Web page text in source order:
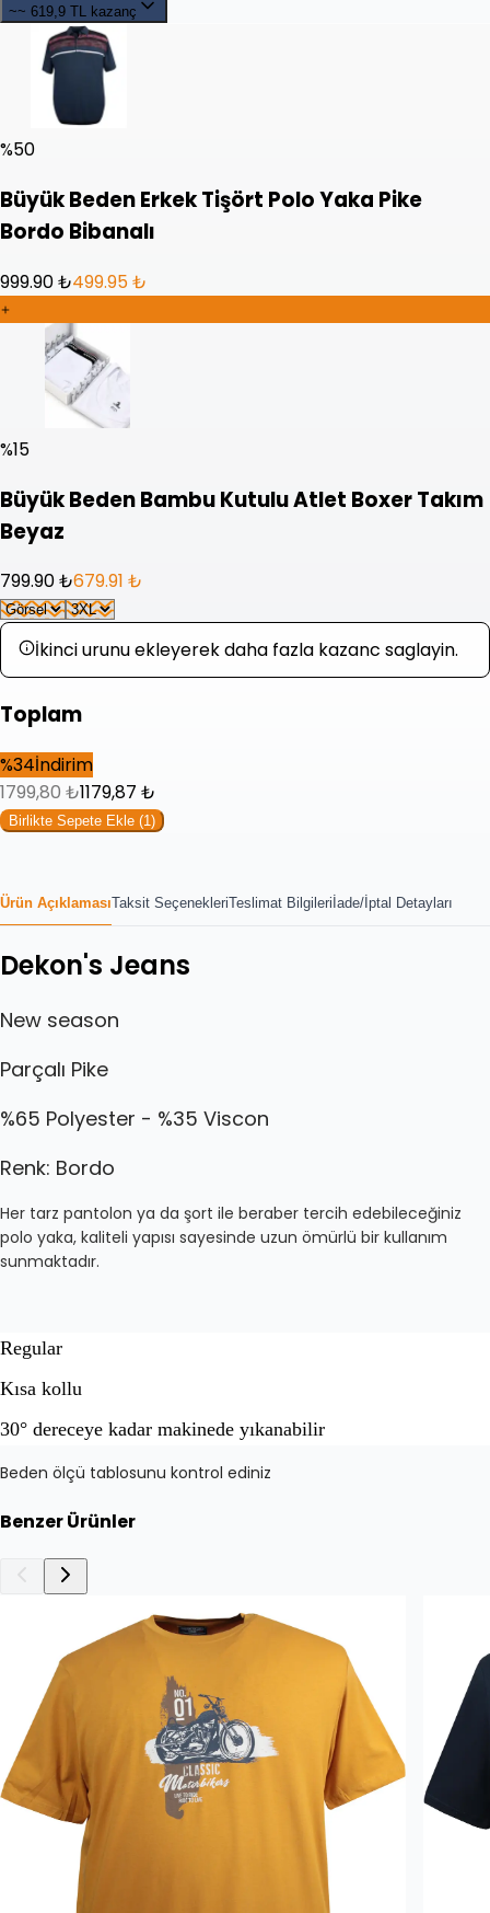
~~ 619,9 TL kazanç
%50
Büyük Beden Erkek Tişört Polo Yaka Pike
Bordo Bibanalı
999.90 ₺499.95 ₺
%15
Büyük Beden Bambu Kutulu Atlet Boxer Takım
Beyaz
799.90 ₺679.91 ₺
İkinci urunu ekleyerek daha fazla kazanc saglayin.
Toplam
%34İndirim
1799,80 ₺1179,87 ₺
Birlikte Sepete Ekle (1 )
Ürün AçıklamasıTaksit SeçenekleriTeslimat Bilgileri İade/İptal Detayları
Dekon's Jeans
New season
Parçalı Pike
%65 Polyester - %35 Viscon
Renk: Bordo
Her tarz pantolon ya da şort ile beraber tercih edebileceğiniz
polo yaka, kaliteli yapısı sayesinde uzun ömürlü bir kullanım
sunmaktadır.
Regular
Kısa kollu
30° dereceye kadar makinede yıkanabilir
Beden ölçü tablosunu kontrol ediniz
Benzer Ürünler